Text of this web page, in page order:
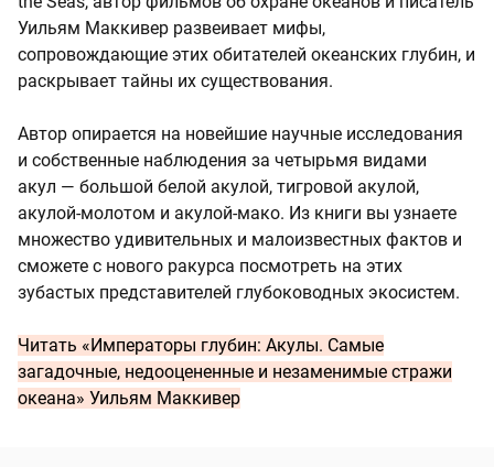
Уильям Маккивер развеивает мифы,
сопровождающие этих обитателей океанских глубин, и
раскрывает тайны их существования.
Автор опирается на новейшие научные исследования
и собственные наблюдения за четырьмя видами
акул — большой белой акулой, тигровой акулой,
акулой-молотом и акулой-мако. Из книги вы узнаете
множество удивительных и малоизвестных фактов и
сможете с нового ракурса посмотреть на этих
зубастых представителей глубоководных экосистем.
Читать «Императоры глубин: Акулы. Самые
загадочные, недооцененные и незаменимые стражи
океана» Уильям Маккивер